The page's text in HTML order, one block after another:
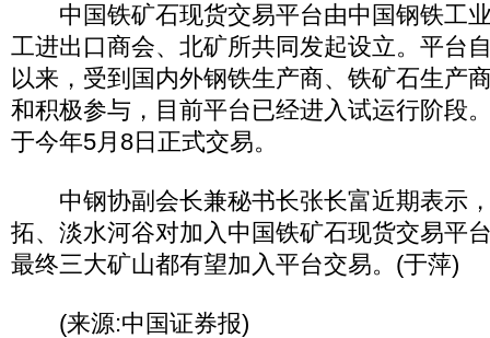
中国铁矿石现货交易平台由中国钢铁工
工进出口商会、北矿所共同发起设立。平台
以来，受到国内外钢铁生产商、铁矿石生产
和积极参与，目前平台已经进入试运行阶段
于今年5月8日正式交易。
中钢协副会长兼秘书长张长富近期表示
拓、淡水河谷对加入中国铁矿石现货交易平
最终三大矿山都有望加入平台交易。(于萍)
(来源:中国证券报)